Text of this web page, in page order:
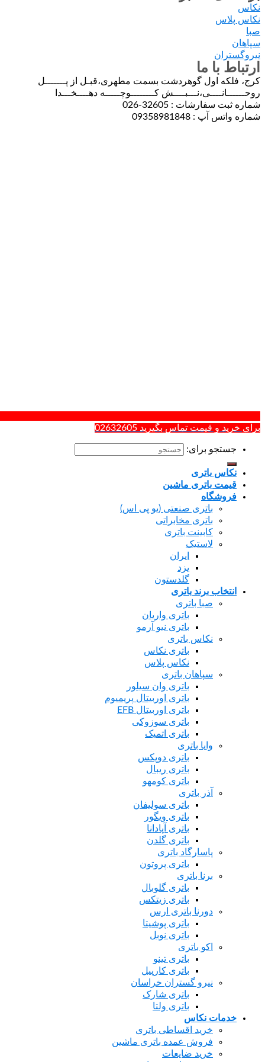
با ما
اول گوهردشت بسمت مطهری،قبـل از پـــــــل
کــــــــوچـــــه دهــــخـــدا
: 32605-026
: 09358981848
قیمت تماس بگیرید 02632605
برای:
باتری
باتری ماشین
باتری صنعتی (یو پی اس)
باتری مخابراتی
کابینت باتری
لاستیک
گلدستون
برند باتری
صبا باتری
باتری واریان
باتری نیو آرمو
نکاس باتری
باتری نکاس
نکاس پلاس
سپاهان باتری
باتری وان سیلور
باتری اوربیتال پریمیوم
باتری اوربیتال EFB
باتری سوزوکی
باتری اتمیک
وایا باتری
باتری دوپکس
باتری ریبال
باتری کومهو
آذر باتری
باتری سولیفان
باتری ویگور
باتری آپادانا
باتری گلدن
پاسارگاد باتری
باتری پروتون
برنا باتری
باتری گلوبال
باتری زیتکس
دورنا باتری ارس
باتری پوشیتا
باتری نوبل
اکو باتری
باتری تینو
باتری کارپیل
نیرو گستران خراسان
باتری شارک
باتری ولتا
نکاس
خرید اقساطی باتری
فروش عمده باتری ماشین
خرید ضایعات